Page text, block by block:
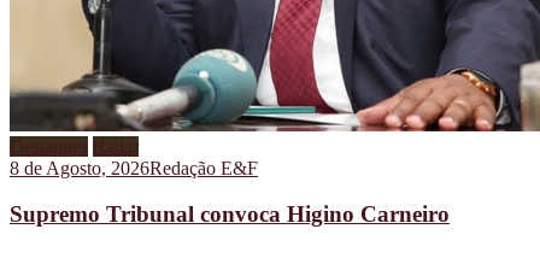
Destaques Radar
8 de Agosto, 2026Redação E&F
Supremo Tribunal convoca Higino Carneiro